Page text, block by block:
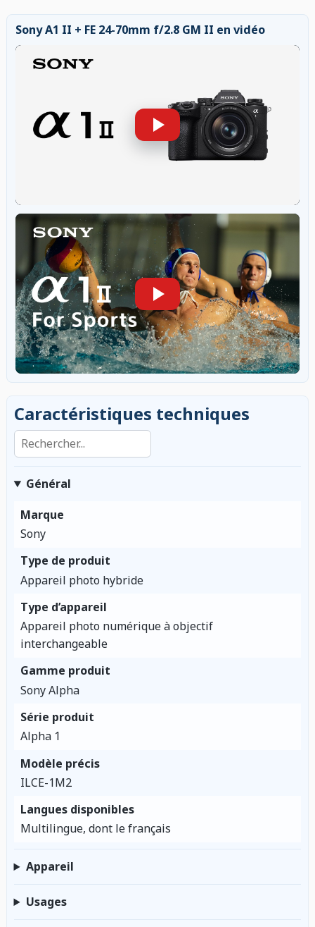
Sony A1 II + FE 24-70mm f/2.8 GM II en vidéo
Caractéristiques techniques
Rechercher dans les caractéristiques
Général
Marque
Sony
Type de produit
Appareil photo hybride
Type d’appareil
Appareil photo numérique à objectif
interchangeable
Gamme produit
Sony Alpha
Série produit
Alpha 1
Modèle précis
ILCE-1M2
Langues disponibles
Multilingue, dont le français
Appareil
Usages